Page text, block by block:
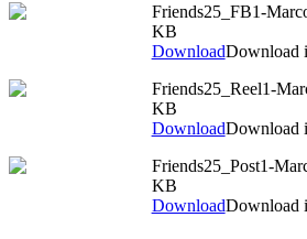
Friends25_FB1-
KB
DownloadDownload
Friends25_Reel1-
KB
DownloadDownload
Friends25_Post1-
KB
DownloadDownload